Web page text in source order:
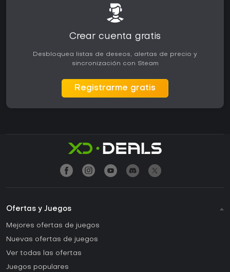
Crear cuenta gratis
Desbloquea listas de deseos, alertas de precio y
sincronización con Steam
Registrarme gratis
Ofertas y Juegos
Mejores ofertas de juegos
Nuevas ofertas de juegos
Ver todas las ofertas
Juegos populares